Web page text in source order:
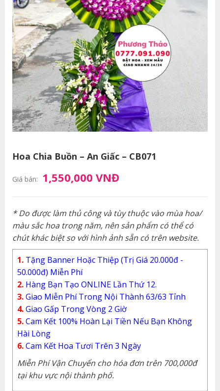
Hoa Chia Buồn – An Giấc – CB071
Giá bán: 1,550,000 VNĐ
* Do được làm thủ công và tùy thuộc vào mùa hoa/
màu sắc hoa trong năm, nên sản phẩm có thể có
chút khác biệt so với hình ảnh sẵn có trên website.
1. Tặng Banner Hoặc Thiệp (Trị Giá 20.000đ -
50.000đ) Miễn Phí
2. Hàng Bạn Tạo ONLINE Lần Thứ 12.
3.Giao Miễn Phí Trong Nội Thành 63/63 Tỉnh
4.Giao Gấp Trong Vòng 2 Giờ
5.Cam Kết 100% Hoàn Lại Tiền Nếu Bạn Không
Hài Lòng
6.Cam Kết Hoa Tươi Trên 3 Ngày
Miễn Phí Vận Chuyển cho hóa đơn trên 700,000đ
tại khu vực nội thành phố.